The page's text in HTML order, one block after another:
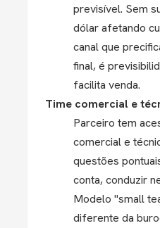
previsível. Sem
dólar afetando
canal que
final, é
facilita venda.
Time comercial e
Parceiro tem
comercial e
questões
conta, conduzir
Modelo "small
diferente da